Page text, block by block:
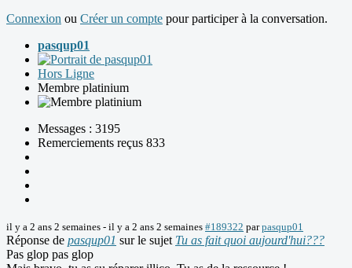
Connexion ou Créer un compte pour participer à la conversation.
pasqup01
Hors Ligne
Membre platinium
Messages : 3195
Remerciements reçus 833
il y a 2 ans 2 semaines - il y a 2 ans 2 semaines #189322 parpasqup01
Réponse de pasqup01 sur le sujet Tu as fait quoi aujourd'hui???
Pas glop pas glop